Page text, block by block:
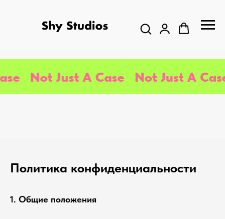
Not Just A Case Not Just A Case
Политика конфиденциальности
1. Общие положения